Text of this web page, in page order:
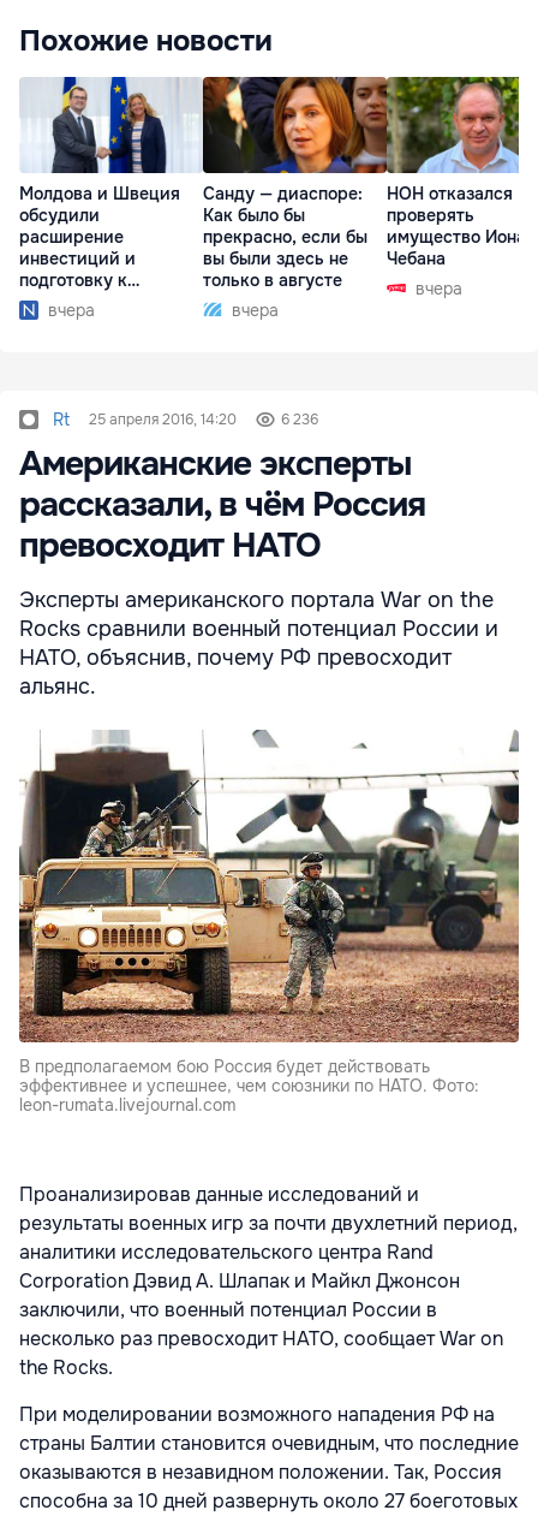
Похожие новости
Молдова и Швеция
обсудили
расширение
инвестиций и
подготовку к
отопительному
сезону
вчера
Санду — диаспоре:
Как было бы
прекрасно, если бы
вы были здесь не
только в августе
вчера
НОН отказался
проверять
имущество Иона
Чебана
вчера
Rt 25 апреля 2016, 14:20 6 236
Американские эксперты
рассказали, в чём Россия
превосходит НАТО
Эксперты американского портала War on the
Rocks сравнили военный потенциал России и
НАТО, объяснив, почему РФ превосходит
альянс.
В предполагаемом бою Россия будет действовать
эффективнее и успешнее, чем союзники по НАТО. Фото:
leon-rumata.livejournal.com
Проанализировав данные исследований и
результаты военных игр за почти двухлетний период,
аналитики исследовательского центра Rand
Corporation Дэвид А. Шлапак и Майкл Джонсон
заключили, что военный потенциал России в
несколько раз превосходит НАТО, сообщает War on
the Rocks.
При моделировании возможного нападения РФ на
страны Балтии становится очевидным, что последние
оказываются в незавидном положении. Так, Россия
способна за 10 дней развернуть около 27 боеготовых